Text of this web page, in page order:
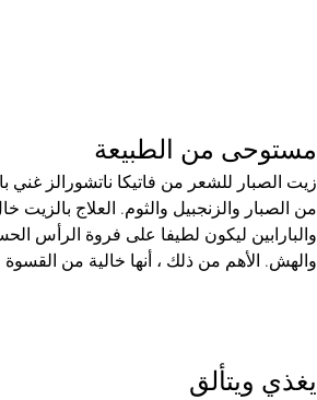
مستوحى من الطبيعة
زيت الصبار للشعر من فاتيكا ناتشورالز غني
من الصبار والزنجبيل والثوم. العلاج بالزيت
والبارابين ليكون لطيفا على فروة الرأس
والهش. الأهم من ذلك ، أنها خالية من القسوة
يغذي ويتألق